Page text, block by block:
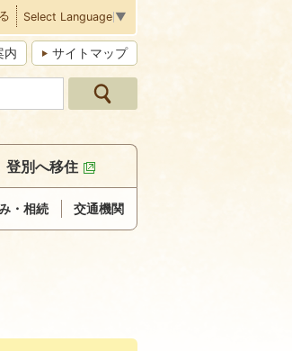
Select Language ▼
内 サイトマップ
・相続 交通機関
登別へ移住